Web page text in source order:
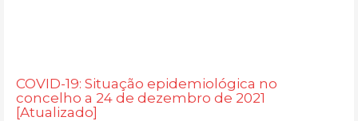
COVID-19: Situação epidemiológica no
concelho a 24 de dezembro de 2021
[Atualizado]